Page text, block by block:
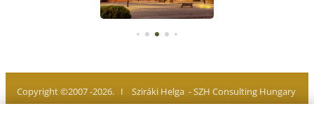
Copyright ©2007 -2026. I Sziráki Helga - SZH Consulting Hungary